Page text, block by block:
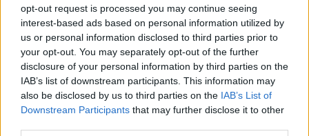
opt-out request is processed you may continue seeing
interest-based ads based on personal information utilized by
us or personal information disclosed to third parties prior to
your opt-out. You may separately opt-out of the further
disclosure of your personal information by third parties on the
IAB’s list of downstream participants. This information may
also be disclosed by us to third parties on the IAB’s List of
Downstream Participants that may further disclose it to other
03:00 29°C
4 Μπφ BA
24 Km/h
ΚΑΘΑΡΟΣ
09:00 30 °C
3 Μπφ BA
16 Km/h
ΚΑΘΑΡΟΣ
15:00 36°C